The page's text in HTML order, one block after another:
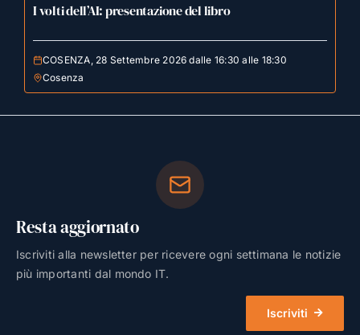
I volti dell’AI: presentazione del libro
COSENZA, 28 Settembre 2026 dalle 16:30 alle 18:30
Cosenza
Resta aggiornato
Iscriviti alla newsletter per ricevere ogni settimana le notizie
più importanti dal mondo IT.
Iscriviti